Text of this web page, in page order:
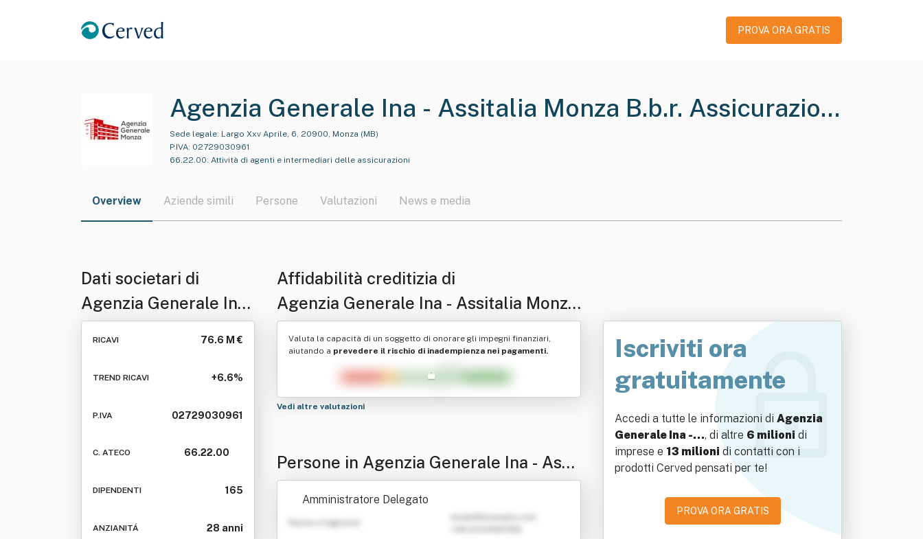
PROVA ORA GRATIS
Agenzia Generale Ina - Assitalia Monza B.b.r. Assicurazioni
S.r.l .
Sede legale: Largo Xxv Aprile, 6, 20900, Monza (MB)
P.IVA: 02729030961
66.22.00: Attività di agenti e intermediari delle assicurazioni
Overview Aziende simili Persone Valutazioni News e media
Dati societari di
Agenzia Generale Ina
- Assitalia Monza B.b.r.
RICAVI 76.6 M €
TREND RICAVI +6.6%
P.IVA 02729030961
C. ATECO 66.22.00
DIPENDENTI 165
ANZIANITÁ 28 anni
Affidabilità creditizia di
Agenzia Generale Ina - Assitalia Monza
B.b.r. Assicurazioni S.r.l .
Valuta la capacità di un soggetto di onorare gli impegni finanziari,
aiutando a prevedere il rischio di inadempienza nei pagamenti.
Vedi altre valutazioni
Persone in Agenzia Generale Ina - Assit
alia Monza B.b.r. Assicurazioni S.r.l .
Amministratore Delegato
Nome e Cognome
Iscriviti ora
gratuitamente
Accedi a tutte le informazioni di Agenzia
Generale Ina -…, di altre 6 milioni di
imprese e 13 milioni di contatti con i
prodotti Cerved pensati per te!
PROVA ORA GRATIS